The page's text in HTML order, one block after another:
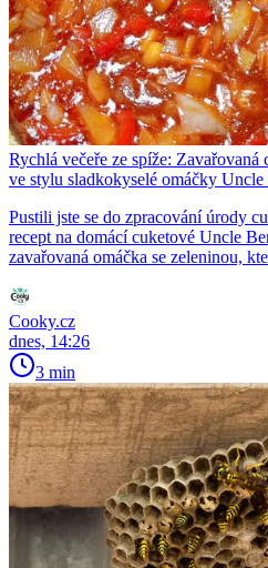
Rychlá večeře ze spíže: Zavařovaná
ve stylu sladkokyselé omáčky Uncle
Pustili jste se do zpracování úrody
recept na domácí cuketové Uncle
zavařovaná omáčka se zeleninou,
Cooky.cz
dnes, 14:26
3 min